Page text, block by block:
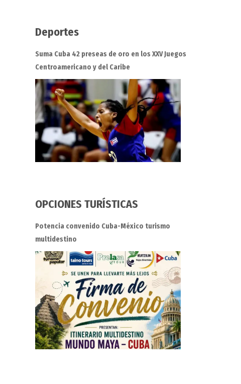
Deportes
Suma Cuba 42 preseas de oro en los XXV Juegos
Centroamericano y del Caribe
OPCIONES TURÍSTICAS
Potencia convenido Cuba-México turismo
multidestino